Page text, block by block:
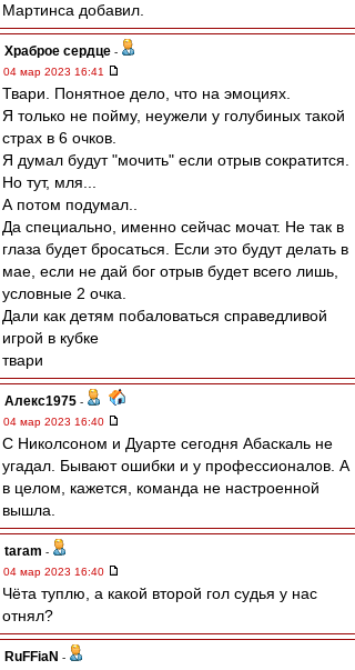
Мартинса добавил.
Храброе сердце -
04 мар 2023 16:41
Твари. Понятное дело, что на эмоциях.
Я только не пойму, неужели у голубиных такой
страх в 6 очков.
Я думал будут "мочить" если отрыв сократится.
Но тут, мля...
А потом подумал..
Да специально, именно сейчас мочат. Не так в
глаза будет бросаться. Если это будут делать в
мае, если не дай бог отрыв будет всего лишь,
условные 2 очка.
Дали как детям побаловаться справедливой
игрой в кубке
твари
Алекс1975 -
04 мар 2023 16:40
С Николсоном и Дуарте сегодня Абаскаль не
угадал. Бывают ошибки и у профессионалов. А
в целом, кажется, команда не настроенной
вышла.
taram -
04 мар 2023 16:40
Чёта туплю, а какой второй гол судья у нас
отнял?
RuFFiaN -